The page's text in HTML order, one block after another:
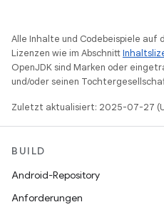
Alle Inhalte und Codebeispiele auf
Lizenzen wie im Abschnitt
OpenJDK sind Marken oder
und/oder seinen
Zuletzt aktualisiert: 2025-07-27
BUILD
Android-Repository
Anforderungen